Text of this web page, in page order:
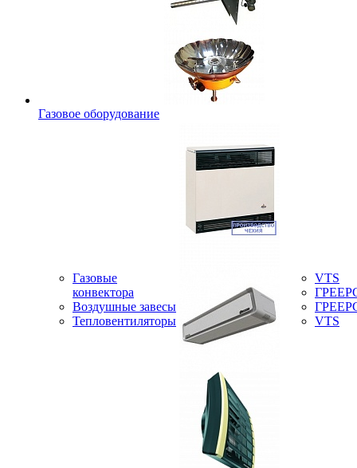
Газовое оборудование
Газовые
конвектора
Воздушные завесы
Тепловентиляторы
VTS
VTS